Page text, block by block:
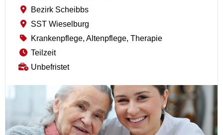
Bezirk Scheibbs
SST Wieselburg
Krankenpflege, Altenpflege, Therapie
Teilzeit
Unbefristet